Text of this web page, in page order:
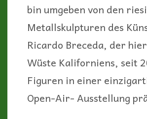
bin umgeben von den
Metallskulpturen des
Ricardo Breceda, der
Wüste Kaliforniens, seit
Figuren in einer
Open-Air- Ausstellung